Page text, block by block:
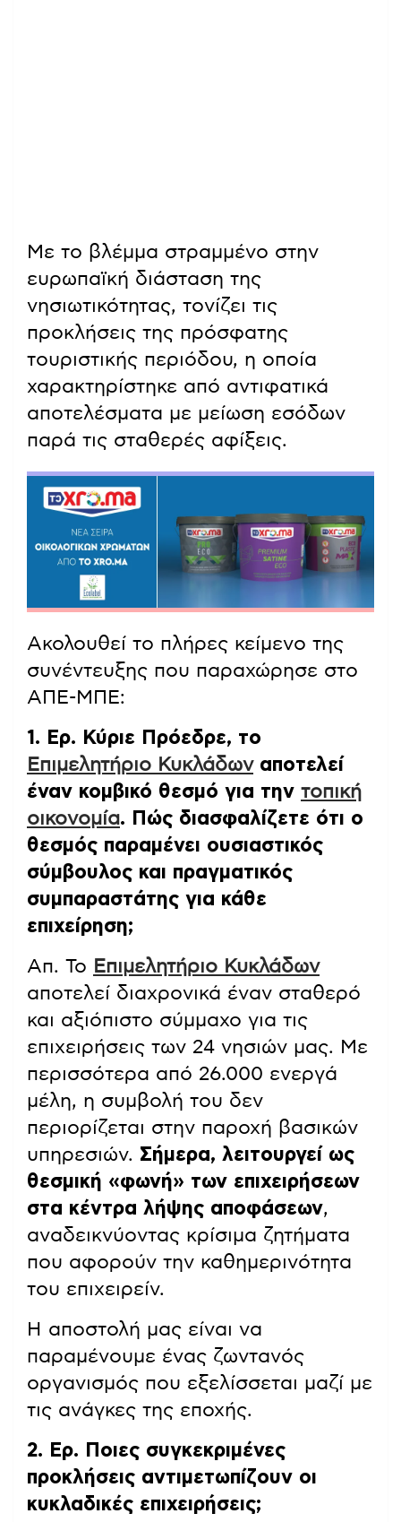
Με το βλέμμα στραμμένο στην
ευρωπαϊκή διάσταση της
νησιωτικότητας, τονίζει τις
προκλήσεις της πρόσφατης
τουριστικής περιόδου, η οποία
χαρακτηρίστηκε από αντιφατικά
αποτελέσματα με μείωση εσόδων
παρά τις σταθερές αφίξεις.
Ακολουθεί το πλήρες κείμενο της
συνέντευξης που παραχώρησε στο
ΑΠΕ-ΜΠΕ:
1. Ερ. Κύριε Πρόεδρε, το
Επιμελητήριο Κυκλάδωναποτελεί
έναν κομβικό θεσμό για την τοπική
οικονομία. Πώς διασφαλίζετε ότι ο
θεσμός παραμένει ουσιαστικός
σύμβουλος και πραγματικός
συμπαραστάτης για κάθε
επιχείρηση;
Απ. Το Επιμελητήριο Κυκλάδων
αποτελεί διαχρονικά έναν σταθερό
και αξιόπιστο σύμμαχο για τις
επιχειρήσεις των 24 νησιών μας. Με
περισσότερα από 26.000 ενεργά
μέλη, η συμβολή του δεν
περιορίζεται στην παροχή βασικών
υπηρεσιών. Σήμερα, λειτουργεί ως
θεσμική «φωνή» των επιχειρήσεων
στα κέντρα λήψης αποφάσεων,
αναδεικνύοντας κρίσιμα ζητήματα
που αφορούν την καθημερινότητα
του επιχειρείν.
Η αποστολή μας είναι να
παραμένουμε ένας ζωντανός
οργανισμός που εξελίσσεται μαζί με
τις ανάγκες της εποχής.
2. Ερ. Ποιες συγκεκριμένες
προκλήσεις αντιμετωπίζουν οι
κυκλαδικές επιχειρήσεις;